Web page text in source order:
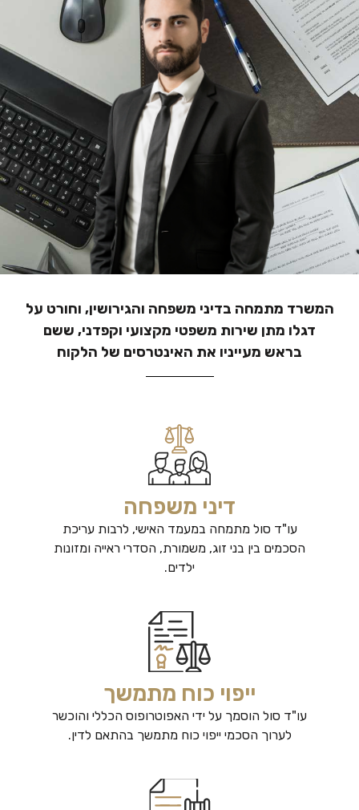
format_underlined הוסף קו תחתון לקישורים
font_download סמן קישורים
לאפס
את
כל
האפשרויות
cached
הצהרת נגישות
המשרד מתמחה בדיני משפחה והגירושין, וחורט על
דגלו מתן שירות משפטי מקצועי וקפדני, ששם
בראש מעייניו את האינטרסים של הלקוח
דיני משפחה
עו"ד סול מתמחה במעמד האישי, לרבות עריכת
הסכמים בין בני זוג, משמורת, הסדרי ראייה ומזונות
ילדים.
ייפוי כוח מתמשך
עו"ד סול הוסמך על ידי האפוטרופוס הכללי והוכשר
לערוך הסכמי ייפוי כוח מתמשך בהתאם לדין.